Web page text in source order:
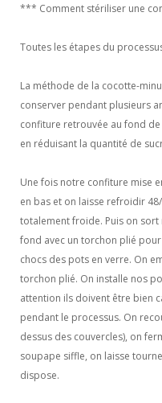
*** Comment stériliser une
Toutes les étapes du
La méthode de la cocotte-
conserver pendant plusieurs
confiture retrouvée au fond
en réduisant la quantité de
Une fois notre confiture mise
en bas et on laisse refroidir
totalement froide. Puis on
fond avec un torchon plié
chocs des pots en verre. On
torchon plié. On installe nos
attention ils doivent être bien
pendant le processus. On
dessus des couvercles), on
soupape siffle, on laisse
dispose.